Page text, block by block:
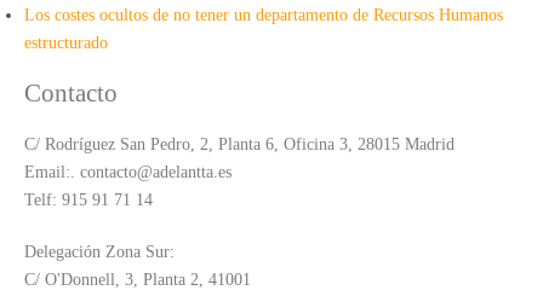
Los costes ocultos de no tener un departamento de Recursos Humanos
estructurado
Contacto
C/ Rodríguez San Pedro, 2, Planta 6, Oficina 3, 28015 Madrid
Email:. contacto@adelantta.es
Telf: 915 91 71 14
Delegación Zona Sur:
C/ O'Donnell, 3, Planta 2, 41001